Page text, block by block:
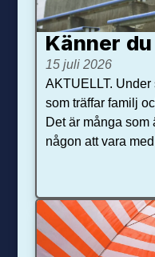
Känner
15 juli 2026
AKTUELLT.
som träffar familj
Det är många som
någon att vara